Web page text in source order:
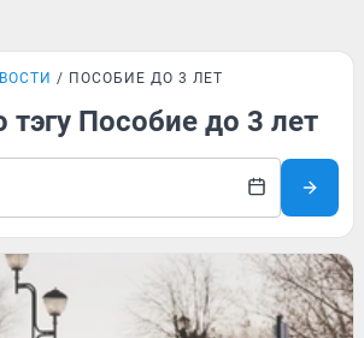
ПОСОБИЕ ДО 3 ЛЕТ
тэгу Пособие до 3 лет